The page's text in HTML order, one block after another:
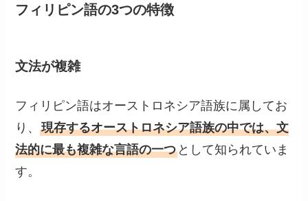
フィリピン語の3つの特徴
文法が複雑
フィリピン語はオーストロネシア語族に属してお
り、現存するオーストロネシア語族の中では、文
法的に最も複雑な言語の一つ として知られていま
す。